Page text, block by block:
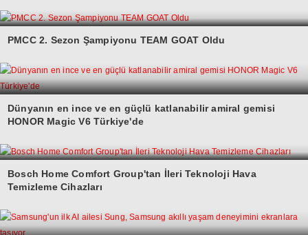
PMCC 2. Sezon Şampiyonu TEAM GOAT Oldu
Dünyanın en ince ve en güçlü katlanabilir amiral gemisi
HONOR Magic V6 Türkiye'de
Bosch Home Comfort Group'tan İleri Teknoloji Hava
Temizleme Cihazları